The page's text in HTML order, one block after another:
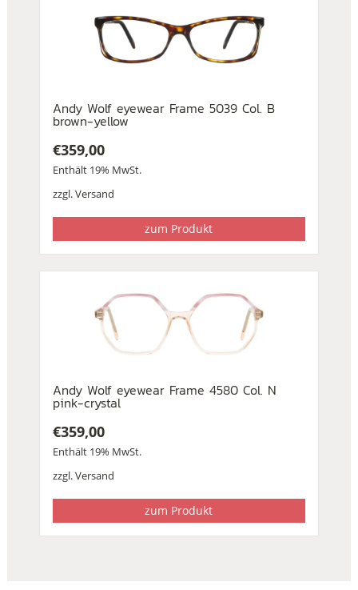
Andy Wolf eyewear Frame 5039 Col. B
brown-yellow
€359,00
Enthält 19% MwSt.
zzgl.Versand
zum Produkt
Andy Wolf eyewear Frame 4580 Col. N
pink-crystal
€359,00
Enthält 19% MwSt.
zzgl.Versand
zum Produkt